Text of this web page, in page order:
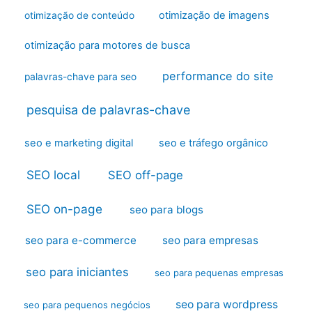
otimização de conteúdo otimização de imagens
otimização para motores de busca
palavras-chave para seo performance do site
pesquisa de palavras-chave
seo e marketing digital seo e tráfego orgânico
SEO local SEO off-page
SEO on-page seo para blogs
seo para e-commerce seo para empresas
seo para iniciantes seo para pequenas empresas
seo para pequenos negócios seo para wordpress